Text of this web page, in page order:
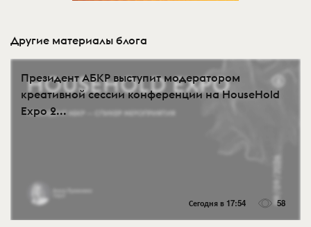
Другие материалы блога
Президент АБКР выступит модератором
креативной сессии конференции на HouseHold
Expo 2...
Сегодня в 17:54 58